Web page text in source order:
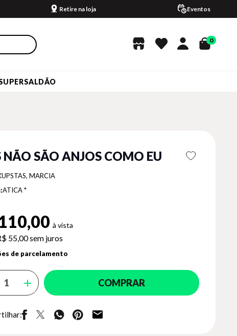
Retire na loja Eventos
0
NÃO SÃO ANJOS COMO EU
MARCIA
ATICA *
55,00sem juros
de parcelamento
COMPRAR